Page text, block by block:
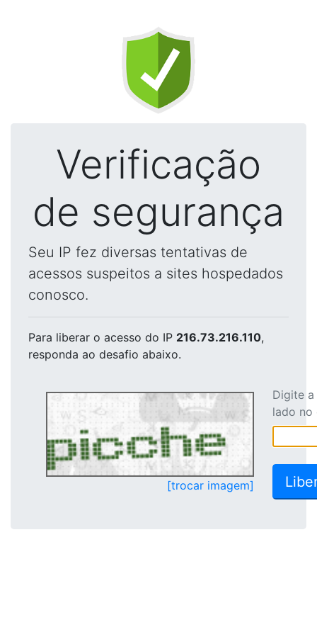
Verificação
de segurança
Seu IP fez diversas tentativas de
acessos suspeitos a sites hospedados
conosco.
Para liberar o acesso do IP 216.73.216.110,
responda ao desafio abaixo.
[trocar imagem]
Digite
lado no